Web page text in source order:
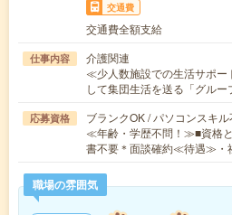
交通費
交通費全額支給
仕事内容
介護関連
≪少人数施設での生活サポ
して集団生活を送る「グル
応募資格
ブランクOK / パソコンスキ
≪年齢・学歴不問！≫■資格
書不要＊面談確約≪待遇≫・
職場の雰囲気